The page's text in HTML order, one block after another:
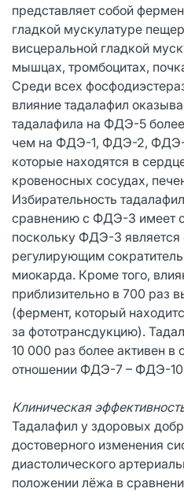
представляет собой
гладкой мускулатуре
висцеральной гладкой
мышцах, тромбоцитах,
Среди всех
влияние тадалафил
тадалафила на ФДЭ-5
чем на ФДЭ-1, ФДЭ-2,
которые находятся в
кровеносных сосудах,
Избирательность
сравнению с ФДЭ-3 имеет
поскольку ФДЭ-3
регулирующим
миокарда. Кроме того,
приблизительно в 700
(фермент, который
за фототрансдукцию).
10 000 раз более активен
отношении ФДЭ-7 – ФДЭ-
Клиническая
Тадалафил у здоровых
достоверного изменения
диастолического
положении лёжа в